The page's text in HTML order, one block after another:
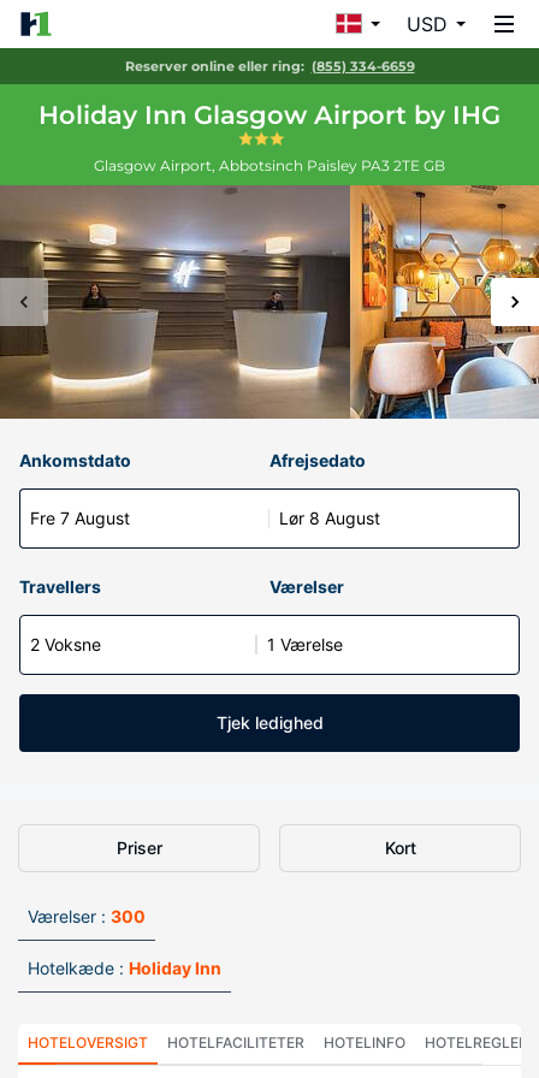
USD
Reserver online eller ring: (855) 334-6659
Holiday Inn Glasgow Airport by IHG
Glasgow Airport, Abbotsinch Paisley PA3 2TE GB
Ankomstdato
Fre 7 August
Afrejsedato
Lør 8 August
Travellers Værelser
2 Voksne 1 Værelse
Tjek ledighed
Priser Kort
Værelser : 300
Hotelkæde : Holiday Inn
HOTELOVERSIGT HOTELFACILITETER HOTELINFO HOTELREGLER